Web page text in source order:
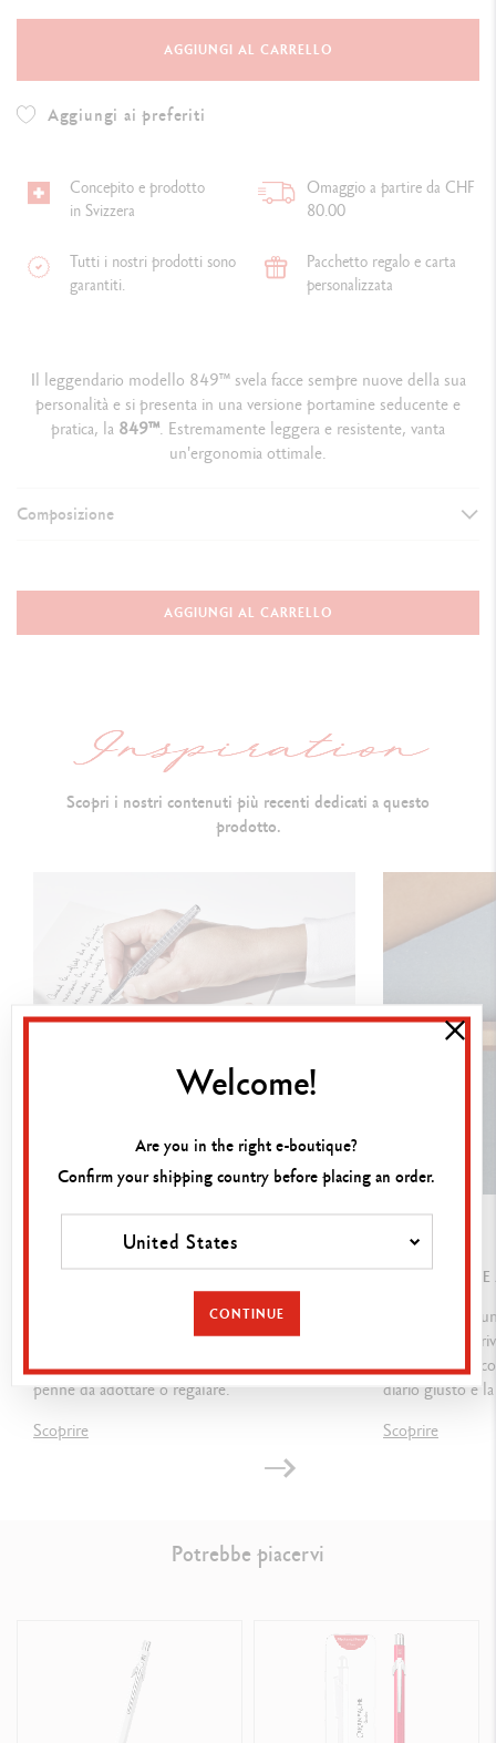
AGGIUNGI AL CARRELLO
Aggiungi ai preferiti
Concepito e prodotto
in Svizzera
Omaggio a partire da CHF
80.00
Tutti i nostri prodotti sono
garantiti.
Pacchetto regalo e carta
personalizzata
Il leggendario modello 849™ svela facce sempre nuove della sua
personalità e si presenta in una versione portamine seducente e
pratica, la 849™. Estremamente leggera e resistente, vanta
un'ergonomia ottimale.
Composizione
Portamine
Clip flessibile e pulsante a pressione
MINE E RICARICHE
a pressione
CONFEZIONE
Astuccio in cartone bianco
Swiss Made
RIFERIMENTO PRODOTTO
844.470
AGGIUNGI AL CARRELLO
Scopri i nostri contenuti più recenti dedicati a questo
prodotto.
Penna stilografica, penna roller, portamine o
penna a sfera ? Punta d’oro oppure di acciaio ?
Ecco la nostra guida per conoscere meglio le
penne da adottare o regalare.
Scoprire
INIZIARE A
Il journaling è
consiste nel
Scopri i nostri
diario giusto e
Scoprire
Potrebbe piacervi
Welcome!
Are you in the right e-boutique?
Confirm your shipping country before placing an order.
United States
CONTINUE